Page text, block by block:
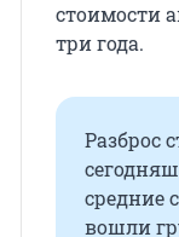
стоимости
три года.
Разброс
средние
вошли